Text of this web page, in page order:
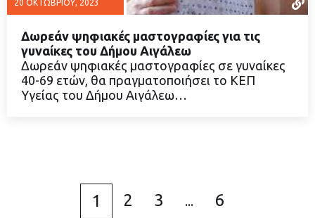
20 ΟΚΤΩΒΡΊΟΥ, 2023
ΔΙΑΒΑΣΤΕ ΠΕΡΙΣΣΟΤΕΡΑ
Δωρεάν ψηφιακές μαστογραφίες για τις
γυναίκες του Δήμου Αιγάλεω
Δωρεάν ψηφιακές μαστογραφίες σε γυναίκες
40-69 ετών, θα πραγματοποιήσει το ΚΕΠ
Υγείας του Δήμου Αιγάλεω…
1 2 3 ... 6